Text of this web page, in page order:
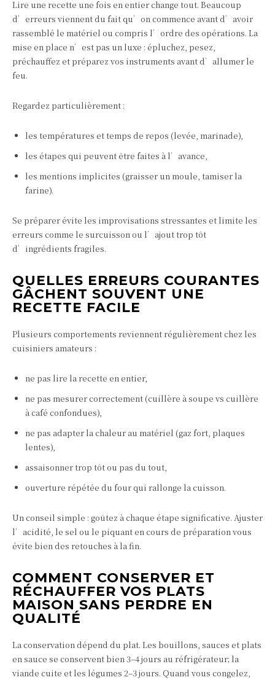
Lire une recette une fois en entier change tout. Beaucoup
d’erreurs viennent du fait qu’on commence avant d’avoir
rassemblé le matériel ou compris l’ordre des opérations. La
mise en place n’est pas un luxe : épluchez, pesez,
préchauffez et préparez vos instruments avant d’allumer le
feu.
Regardez particulièrement :
les températures et temps de repos (levée, marinade),
les étapes qui peuvent être faites à l’avance,
les mentions implicites (graisser un moule, tamiser la
farine).
Se préparer évite les improvisations stressantes et limite les
erreurs comme le surcuisson ou l’ajout trop tôt
d’ingrédients fragiles.
QUELLES ERREURS COURANTES
GÂCHENT SOUVENT UNE
RECETTE FACILE
Plusieurs comportements reviennent régulièrement chez les
cuisiniers amateurs :
ne pas lire la recette en entier,
ne pas mesurer correctement (cuillère à soupe vs cuillère
à café confondues),
ne pas adapter la chaleur au matériel (gaz fort, plaques
lentes),
assaisonner trop tôt ou pas du tout,
ouverture répétée du four qui rallonge la cuisson.
Un conseil simple : goûtez à chaque étape significative. Ajuster
l’acidité, le sel ou le piquant en cours de préparation vous
évite bien des retouches à la fin.
COMMENT CONSERVER ET
RÉCHAUFFER VOS PLATS
MAISON SANS PERDRE EN
QUALITÉ
La conservation dépend du plat. Les bouillons, sauces et plats
en sauce se conservent bien 3–4 jours au réfrigérateur; la
viande cuite et les légumes 2–3 jours. Quand vous congelez,